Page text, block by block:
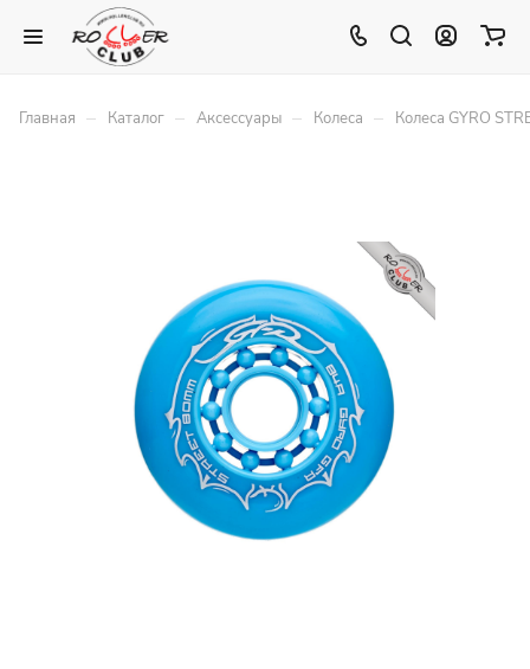
Главная – Каталог – Аксессуары – Колеса – Колеса GYRO